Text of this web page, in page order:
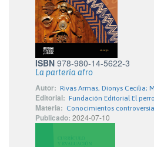
ISBN 978-980-14-5622-3
La partería afro
Autor: Rivas Armas, Dionys Cecilia;
Editorial: Fundación Editorial El
Materia: Conocimientos
Publicado: 2024-07-10